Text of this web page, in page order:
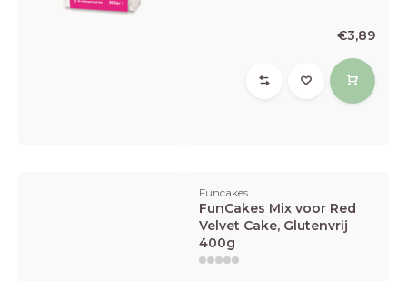
€3,89
Funcakes
FunCakes Mix voor Red
Velvet Cake, Glutenvrij
400g